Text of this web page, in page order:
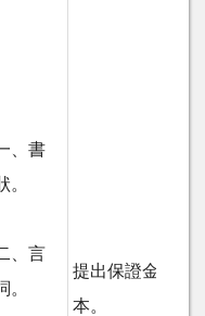
、書
。
、言
。
提出保證金收據
本。